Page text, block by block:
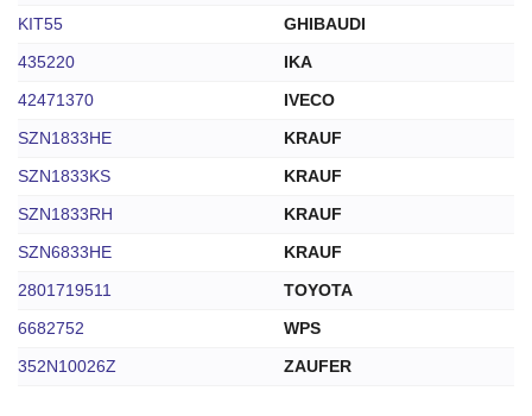
KIT55
GHIBAUDI
435220
IKA
42471370
IVECO
SZN1833HE
KRAUF
SZN1833KS
KRAUF
SZN1833RH
KRAUF
SZN6833HE
KRAUF
2801719511
TOYOTA
6682752
WPS
352N10026Z
ZAUFER